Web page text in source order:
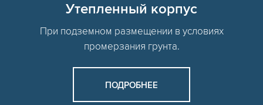
Утепленный корпус
При подземном размещении в условиях
промерзания грунта.
ПОДРОБНЕЕ